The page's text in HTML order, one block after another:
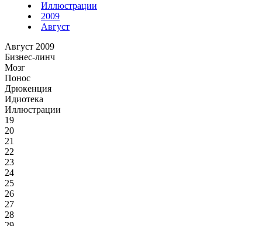
Иллюстрации
2009
Август
Август 2009
Бизнес-линч
Мозг
Понос
Дрюкенция
Идиотека
Иллюстрации
19
20
21
22
23
24
25
26
27
28